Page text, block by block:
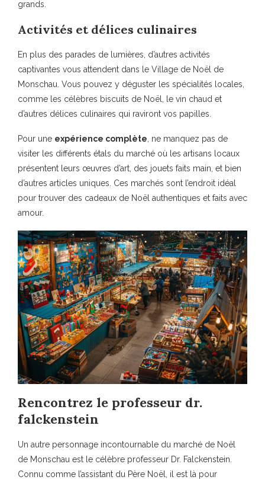
grands.
Activités et délices culinaires
En plus des parades de lumières, d’autres activités
captivantes vous attendent dans le Village de Noël de
Monschau. Vous pouvez y déguster les spécialités locales,
comme les célèbres biscuits de Noël, le vin chaud et
d’autres délices culinaires qui raviront vos papilles.
Pour une expérience complète , ne manquez pas de
visiter les différents étals du marché où les artisans locaux
présentent leurs œuvres d’art, des jouets faits main, et bien
d’autres articles uniques. Ces marchés sont l’endroit idéal
pour trouver des cadeaux de Noël authentiques et faits avec
amour.
Rencontrez le professeur dr.
falckenstein
Un autre personnage incontournable du marché de Noël
de Monschau est le célèbre professeur Dr. Falckenstein.
Connu comme l’assistant du Père Noël, il est là pour